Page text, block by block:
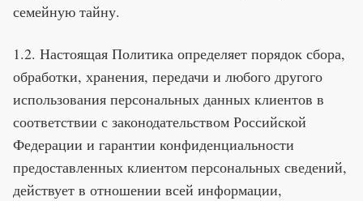
семейную тайну.
1.2. Настоящая Политика определяет порядок сбора,
обработки, хранения, передачи и любого другого
использования персональных данных клиентов в
соответствии с законодательством Российской
Федерации и гарантии конфиденциальности
предоставленных клиентом персональных сведений,
действует в отношении всей информации,